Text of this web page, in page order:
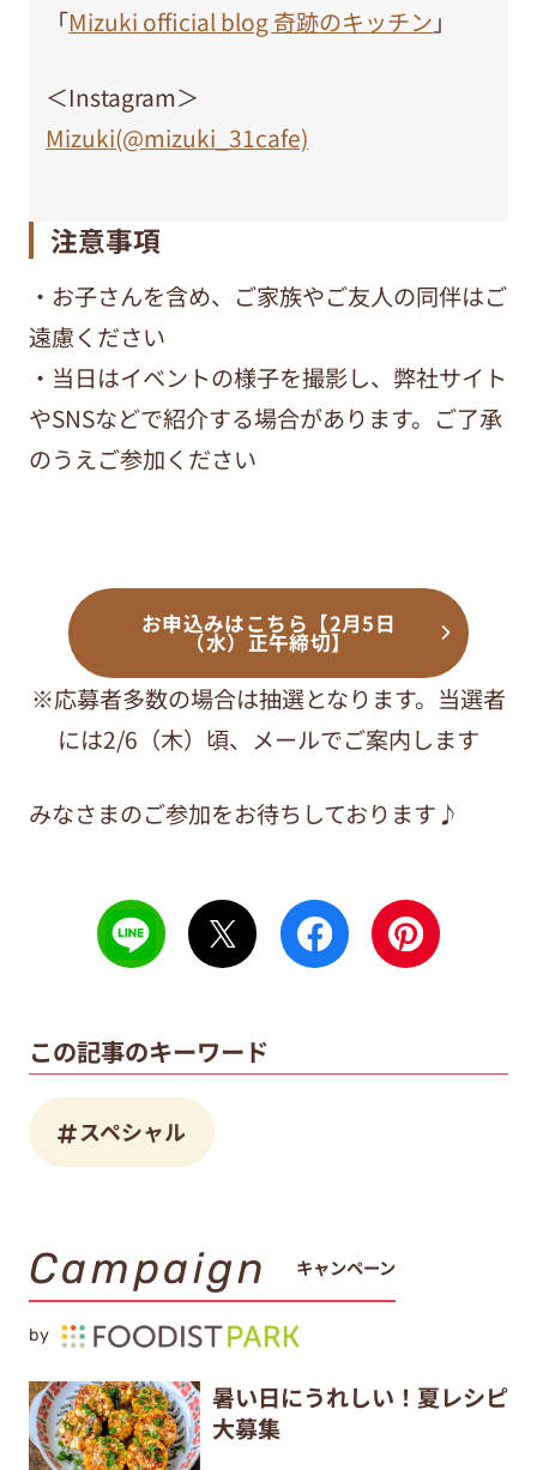
「Mizuki official blog 奇跡のキッチン 」
＜Instagram＞
Mizuki(@mizuki_31cafe)
注意事項
・お子さんを含め、ご家族やご友人の同伴はご
遠慮ください
・当日はイベントの様子を撮影し、弊社サイト
やSNSなどで紹介する場合があります。ご了承
のうえご参加ください
お申込みはこちら【2月5日
（水）正午締切】
※応募者多数の場合は抽選となります。当選者
には2/6（木）頃、メールでご案内します
みなさまのご参加をお待ちしております♪
この記事のキーワード
スペシャル
Campaign キャンペーン
by
暑い日にうれしい！夏レシピ
大募集